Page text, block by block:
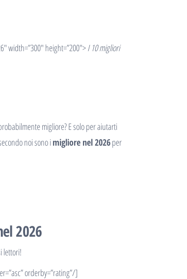
width=”300″ height=”200″>I 10 migliori
migliore? E solo per aiutarti
noi sono imigliore nel 2026per
2026
lettori!
orderby=”rating”/]